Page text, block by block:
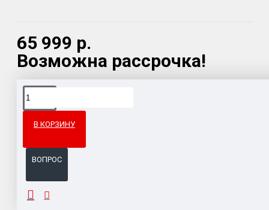
65 999 р.
Возможна рассрочка!
В КОРЗИНУ
ВОПРОС
Доставка товара по всему Таможенному союзу.
ОПИСАНИЕ